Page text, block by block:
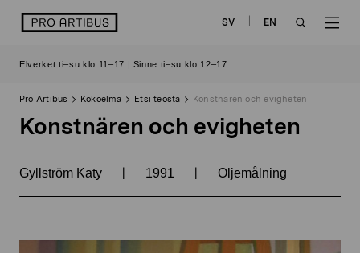
sisältöön
logo SV
EN
Elverket ti–su klo 11–17 | Sinne ti–su klo 12–17
Pro Artibus Kokoelma Etsi teosta Konstnären och evigheten
Konstnären och evigheten
Gyllström Katy | 1991 | Oljemålning